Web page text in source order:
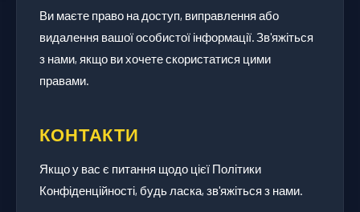
Ви маєте право на доступ, виправлення або
видалення вашої особистої інформації. Зв'яжіться
з нами, якщо ви хочете скористатися цими
правами.
КОНТАКТИ
Якщо у вас є питання щодо цієї Політики
Конфіденційності, будь ласка, зв'яжіться з нами.